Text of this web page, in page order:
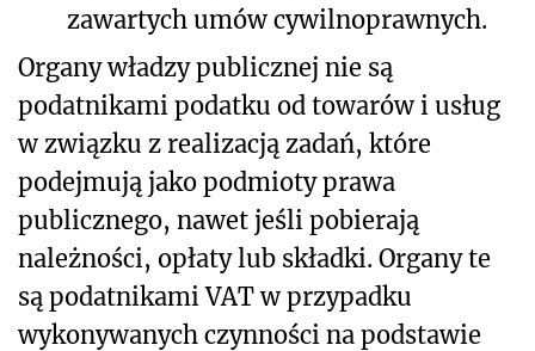
zawartych umów cywilnoprawnych.
Organy władzy publicznej nie są
podatnikami podatku od towarów i usług
w związku z realizacją zadań, które
podejmują jako podmioty prawa
publicznego, nawet jeśli pobierają
należności, opłaty lub składki. Organy te
są podatnikami VAT w przypadku
wykonywanych czynności na podstawie